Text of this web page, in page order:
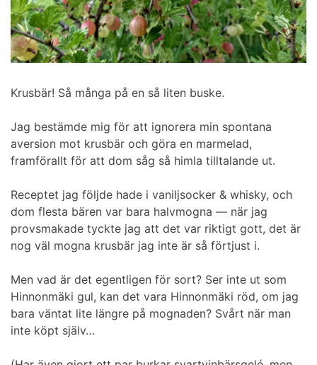
Krusbär! Så många på en så liten buske.
Jag bestämde mig för att ignorera min spontana
aversion mot krusbär och göra en marmelad,
framförallt för att dom såg så himla tilltalande ut.
Receptet jag följde hade i vaniljsocker & whisky, och
dom flesta bären var bara halvmogna — när jag
provsmakade tyckte jag att det var riktigt gott, det är
nog väl mogna krusbär jag inte är så förtjust i.
Men vad är det egentligen för sort? Ser inte ut som
Hinnonmäki gul, kan det vara Hinnonmäki röd, om jag
bara väntat lite längre på mognaden? Svårt när man
inte köpt själv…